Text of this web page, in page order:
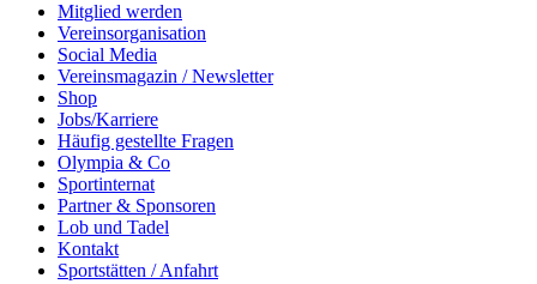
Mitglied werden
Vereinsorganisation
Social Media
Vereinsmagazin / Newsletter
Shop
Jobs/Karriere
Häufig gestellte Fragen
Olympia & Co
Sportinternat
Partner & Sponsoren
Lob und Tadel
Kontakt
Sportstätten / Anfahrt